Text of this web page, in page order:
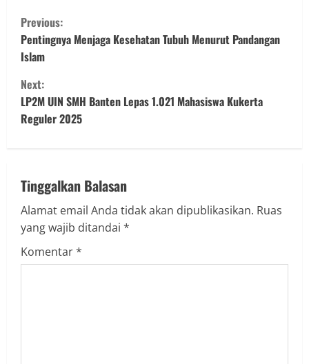
C
o
n
t
i
u
e
R
Previous:
Pentingnya Menjaga Kesehatan Tubuh Menurut Pandangan
Islam
Next:
LP2M UIN SMH Banten Lepas 1.021 Mahasiswa Kukerta
Reguler 2025
Tinggalkan Balasan
Alamat email Anda tidak akan dipublikasikan. Ruas
yang wajib ditandai *
Komentar*